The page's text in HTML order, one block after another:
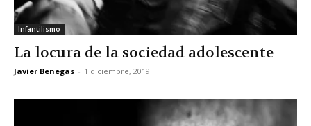
Infantilismo
La locura de la sociedad adolescente
Javier Benegas - 1 diciembre, 2019